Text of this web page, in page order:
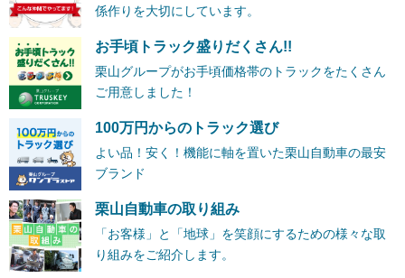
係作りを大切にしています。
お手頃トラック盛りだくさん!!
栗山グループがお手頃価格帯のトラックをたくさん
ご用意しました！
100万円からのトラック選び
よい品！安く！機能に軸を置いた栗山自動車の最安
ブランド
栗山自動車の取り組み
「お客様」と「地球」を笑顔にするための様々な取
り組みをご紹介します。